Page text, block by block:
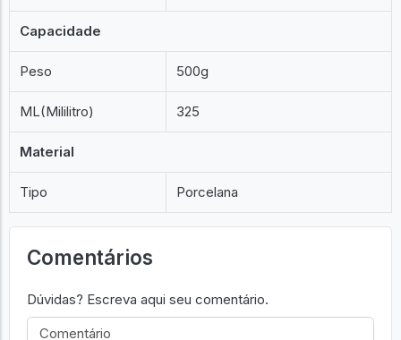
Capacidade
Peso 500g
ML(Mililitro) 325
Material
Tipo Porcelana
Comentários
Dúvidas? Escreva aqui seu comentário.